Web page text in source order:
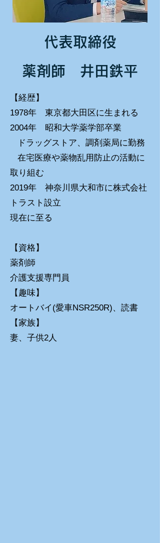
代表取締役
薬剤師 井田鉄平
【経歴】
1978年 東京都大田区に生まれる
2004年 昭和大学薬学部卒業
ドラッグストア、調剤薬局に勤務
在宅医療や薬物乱用防止の活動に
取り組む
2019年 神奈川県大和市に株式会社
トラスト設立
現在に至る
【資格】
薬剤師
​介護支援専門員
【趣味】
オートバイ(愛車NSR250R)、読書
【家族】
妻、子供2人